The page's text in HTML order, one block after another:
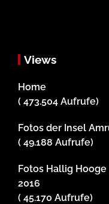
Views
Home
( 473.504 Aufrufe)
Fotos der Insel
( 49.188 Aufrufe)
Fotos Hallig
2016
( 45.170 Aufrufe)